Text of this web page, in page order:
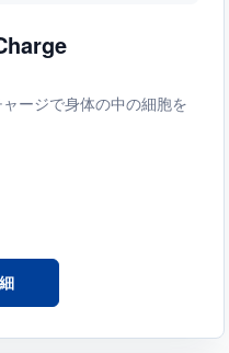
ージで身体の中の細胞を